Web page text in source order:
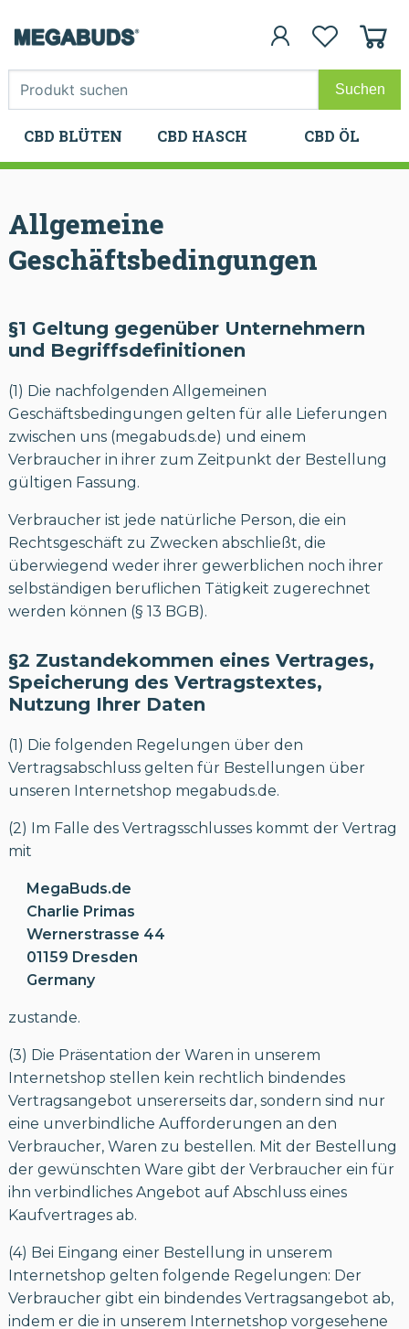
CBD BLÜTEN CBD HASCH CBD ÖL
CBD BLÜTEN CBD HASCH CBD ÖL
Allgemeine
Geschäftsbedingungen
§1 Geltung gegenüber Unternehmern
und Begriffsdefinitionen
(1) Die nachfolgenden Allgemeinen
Geschäftsbedingungen gelten für alle Lieferungen
zwischen uns (megabuds.de) und einem
Verbraucher in ihrer zum Zeitpunkt der Bestellung
gültigen Fassung.
Verbraucher ist jede natürliche Person, die ein
Rechtsgeschäft zu Zwecken abschließt, die
überwiegend weder ihrer gewerblichen noch ihrer
selbständigen beruflichen Tätigkeit zugerechnet
werden können (§ 13 BGB).
§2 Zustandekommen eines Vertrages,
Speicherung des Vertragstextes,
Nutzung Ihrer Daten
(1) Die folgenden Regelungen über den
Vertragsabschluss gelten für Bestellungen über
unseren Internetshop megabuds.de.
(2) Im Falle des Vertragsschlusses kommt der Vertrag
mit
MegaBuds.de
Charlie Primas
Wernerstrasse 44
01159 Dresden
Germany
zustande.
(3) Die Präsentation der Waren in unserem
Internetshop stellen kein rechtlich bindendes
Vertragsangebot unsererseits dar, sondern sind nur
eine unverbindliche Aufforderungen an den
Verbraucher, Waren zu bestellen. Mit der Bestellung
der gewünschten Ware gibt der Verbraucher ein für
ihn verbindliches Angebot auf Abschluss eines
Kaufvertrages ab.
(4) Bei Eingang einer Bestellung in unserem
Internetshop gelten folgende Regelungen: Der
Verbraucher gibt ein bindendes Vertragsangebot ab,
indem er die in unserem Internetshop vorgesehene